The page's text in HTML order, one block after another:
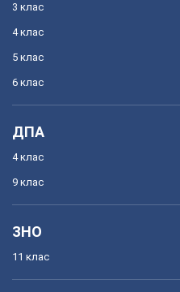
3 клас
4 клас
5 клас
6 клас
ДПА
4 клас
9 клас
ЗНО
11 клас